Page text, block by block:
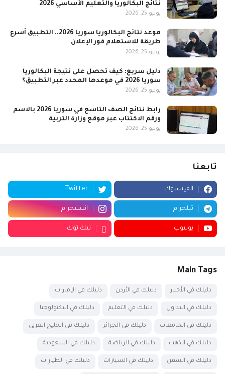
نتائج البكالوريا والتعليم الأساسي 2026
يوليو 25, 2026
موعد نتائج البكالوريا سوريا 2026.. التطبيق أسرع
طريقة للاستعلام فور الإعلان
يوليو 25, 2026
دليل سريع: كيف تحصل على نتيجة البكالوريا
سوريا 2026 في موعدها المحدد عبر التطبيق؟
يوليو 25, 2026
رابط نتائج الصف التاسع في سوريا 2026 بالاسم
ورقم الاكتتاب عبر موقع وزارة التربية
يوليو 25, 2026
تابعنا
الفيسبوك Twitter
تيلجرام انستجرام
يوتيوب تيك توك
Main Tags
دليلك في الأخبار دليلك في الأردن دليلك في الإمارات
دليلك في التداول دليلك في التعليم دليلك في التكنولوجيا
دليلك في الجامعات دليلك في الجزائر دليلك في الخليج العربي
دليلك في الذهب دليلك في الرياضة دليلك في السعودية
دليلك في السفن دليلك في السيارات دليلك في الطيارات